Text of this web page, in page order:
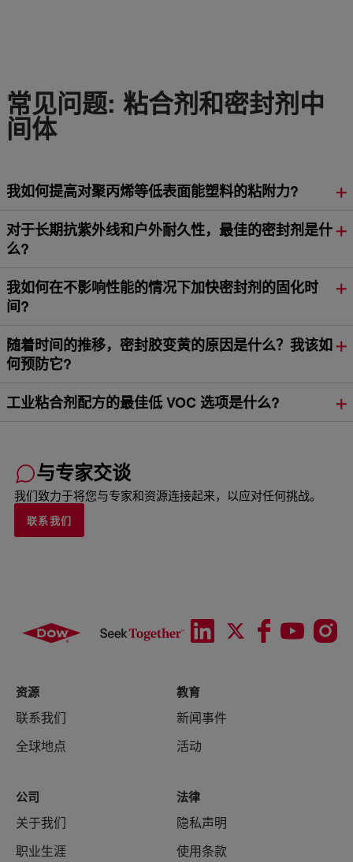
常见问题: 粘合剂和密封剂中
间体
我如何提高对聚丙烯等低表面能塑料的粘附力?
对于长期抗紫外线和户外耐久性，最佳的密封剂是什
么?
我如何在不影响性能的情况下加快密封剂的固化时
间?
随着时间的推移，密封胶变黄的原因是什么？我该如
何预防它?
工业粘合剂配方的最佳低 VOC 选项是什么?
与专家交谈
我们致力于将您与专家和资源连接起来，以应对任何挑战。
联系我们
资源
联系我们
全球地点
教育
新闻事件
活动
公司
关于我们
职业生涯
法律
隐私声明
使用条款